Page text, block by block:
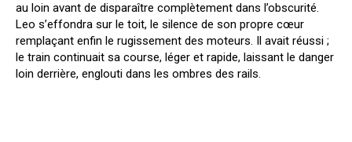
au loin avant de disparaître complètement dans l’obscurité.
Leo s’effondra sur le toit, le silence de son propre cœur
remplaçant enfin le rugissement des moteurs. Il avait réussi ;
le train continuait sa course, léger et rapide, laissant le danger
loin derrière, englouti dans les ombres des rails.